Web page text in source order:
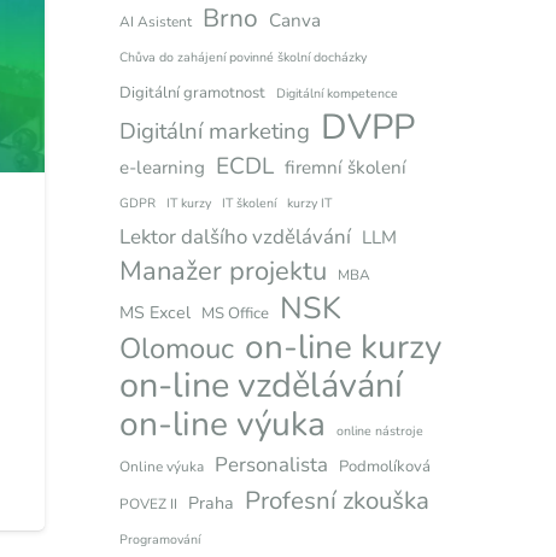
AI Asistent Brno Canva
Chůva do zahájení povinné školní docházky
Digitální gramotnost Digitální kompetence
Digitální marketing DVPP
e-learning ECDL firemní školení
GDPR IT kurzy IT školení kurzy IT
Lektor dalšího vzdělávání LLM
Manažer projektu MBA
MS Excel MS Office NSK
Olomouc on-line kurzy
on-line vzdělávání
on-line výuka online nástroje
Online výuka Personalista Podmolíková
POVEZ II Praha Profesní zkouška
Programování